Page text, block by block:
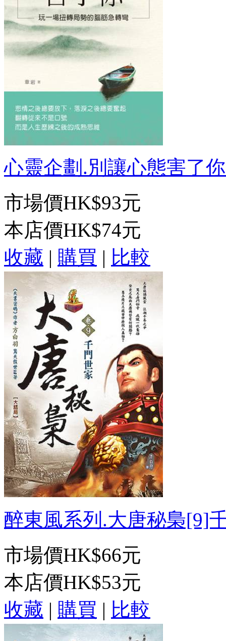
心靈企劃.別讓心態害了
市場價HK$93元
本店價HK$74元
收藏 | 購買 | 比較
醉東風系列.大唐秘梟[9]
市場價HK$66元
本店價HK$53元
收藏 | 購買 | 比較